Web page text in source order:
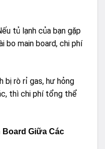
tủ lạnh của bạn gặp
bo main board, chi phí
bị rò rỉ gas, hư hỏng
thì chi phí tổng thể
Board Giữa Các